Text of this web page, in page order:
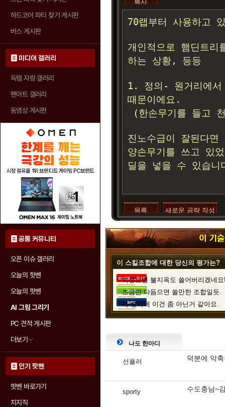
하드코어 파티 찾기 게시판
버스 게시판
미디어 갤러리
득템 자랑 갤러리
팬아트 갤러리
동영상 게시판
공통 커뮤니티
오픈 이슈 갤러리
오늘의 핫벤
오늘의 팟벤
AI 그림 그리기
PC 견적 게시판
더보기
인기 팟벤
팟벤 바로가기
치지직
복사
목록
새로운 공략 작성
>
이 스킬조합에 대한 당신의 평가는?
이정도면 불지옥도 쓸어버리겠네
조금만 다듬으면 쓸만한 조합일듯.
제 생각에 이건 좀 아닌거 같아요.
디아3 인벤 가족들의 평가
90% (9표)
나도 한마디
선플러 덕분에 악
sporty 수도충님~